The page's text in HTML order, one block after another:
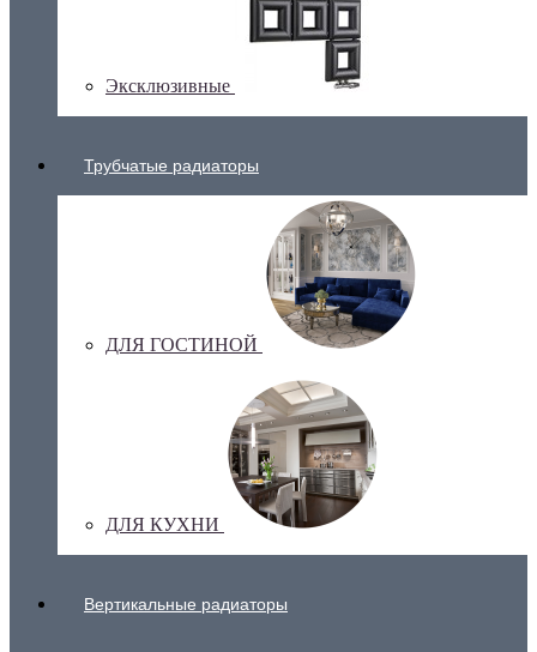
Эксклюзивные
Трубчатые радиаторы
ДЛЯ ГОСТИНОЙ
ДЛЯ КУХНИ
Вертикальные радиаторы